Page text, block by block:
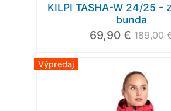
KILPI TASHA-W 24/25 -
bunda
69,90 € 189,00
Výpredaj